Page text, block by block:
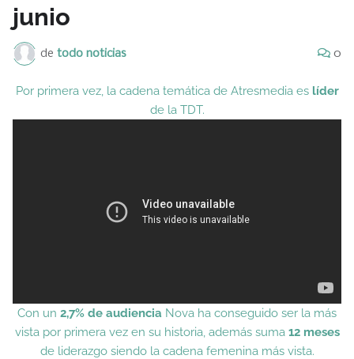
junio
de todo noticias 0
Por primera vez, la cadena temática de Atresmedia es líder
de la TDT.
Con un 2,7% de audiencia Nova ha conseguido ser la más
vista por primera vez en su historia, además suma 12 meses
de liderazgo siendo la cadena femenina más vista.